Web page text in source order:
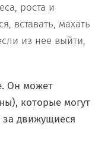
роста и
вставать, махать
из нее выйти,
Он может
которые могут
за движущиеся